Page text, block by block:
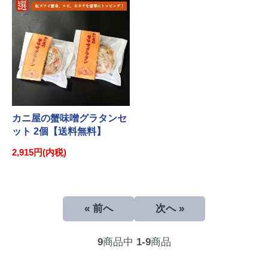
カニ屋の蟹味噌グラタンセ
ット 2個【送料無料】
2,915円(内税)
« 前へ 次へ »
9商品中 1-9商品